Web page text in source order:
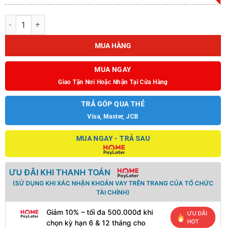
Chậu Rửa Inox Kaff KF-PS7848-B số lượng
MUA HÀNG
MUA NGAY
Giao Tận Nơi Hoặc Nhận Tại Cửa Hàng
TRẢ GÓP QUA THẺ
Visa, Master, JCB
MUA NGAY - TRẢ SAU
ƯU ĐÃI KHI THANH TOÁN
(SỬ DỤNG KHI XÁC NHẬN KHOẢN VAY TRÊN TRANG CỦA TỔ CHỨC
TÀI CHÍNH)
Giảm 10% – tối đa 500.000đ khi
chọn kỳ hạn 6 & 12 tháng cho
ƯU ĐÃI
HOT